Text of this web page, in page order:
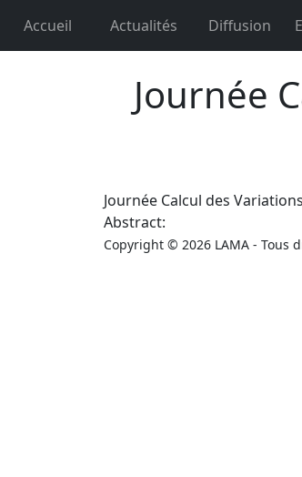
Accueil Actualités Diffusion
Journée
Journée Calcul des
Abstract:
Copyright © 2026 LAMA - Tous